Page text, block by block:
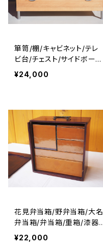
箪笥/棚/キャビネット/テレ
ビ台/チェスト/サイドボード/
No.0236
¥24,000
花見弁当箱/野弁当箱/大名
弁当箱/弁当箱/重箱/漆器/
小物収納/No.0307
¥22,000